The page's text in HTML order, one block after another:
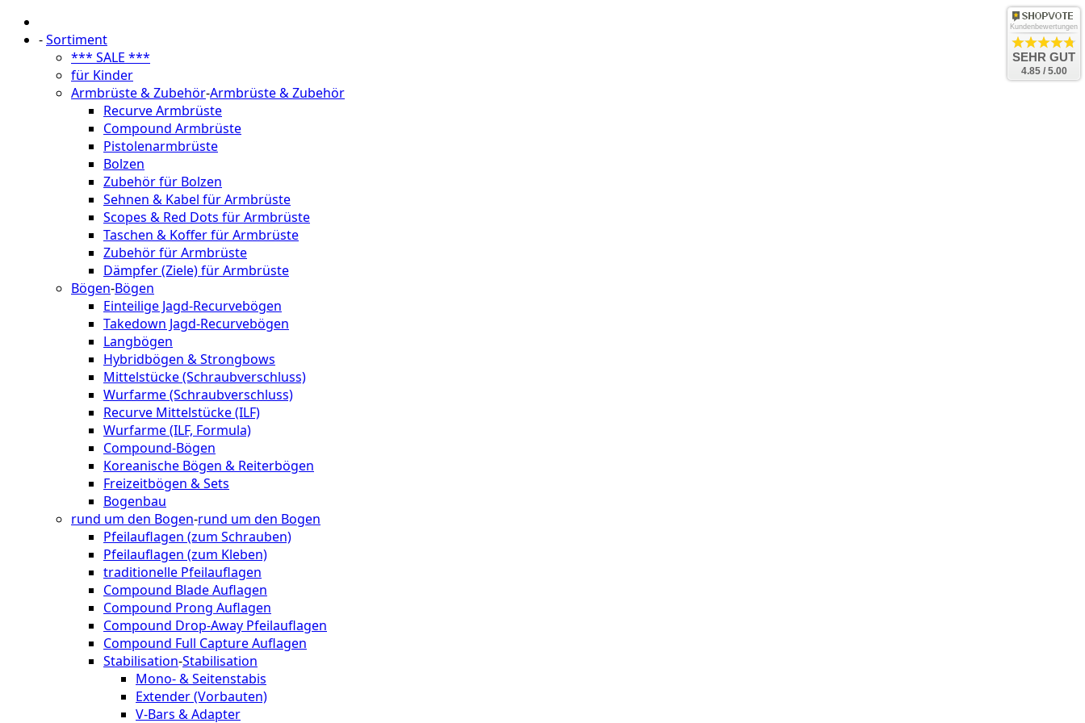
-Sortiment
*** SALE ***
für Kinder
Armbrüste & Zubehör-Armbrüste & Zubehör
Recurve Armbrüste
Compound Armbrüste
Pistolenarmbrüste
Bolzen
Zubehör für Bolzen
Sehnen & Kabel für Armbrüste
Scopes & Red Dots für Armbrüste
Taschen & Koffer für Armbrüste
Zubehör für Armbrüste
Dämpfer (Ziele) für Armbrüste
Bögen-Bögen
Einteilige Jagd-Recurvebögen
Takedown Jagd-Recurvebögen
Langbögen
Hybridbögen & Strongbows
Mittelstücke (Schraubverschluss)
Wurfarme (Schraubverschluss)
Recurve Mittelstücke (ILF)
Wurfarme (ILF, Formula)
Compound-Bögen
Koreanische Bögen & Reiterbögen
Freizeitbögen & Sets
Bogenbau
rund um den Bogen-rund um den Bogen
Pfeilauflagen (zum Schrauben)
Pfeilauflagen (zum Kleben)
traditionelle Pfeilauflagen
Compound Blade Auflagen
Compound Prong Auflagen
Compound Drop-Away Pfeilauflagen
Compound Full Capture Auflagen
Stabilisation-Stabilisation
Mono- & Seitenstabis
Extender (Vorbauten)
V-Bars & Adapter
Kundenbewertungen
SEHR GUT
4.85 / 5.00